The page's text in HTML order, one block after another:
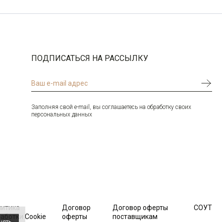
ПОДПИСАТЬСЯ НА РАССЫЛКУ
Заполняя свой e-mail, вы соглашаетесь на обработку своих
персональных данных
Cookie
Договор
оферты
Договор оферты
поставщикам
СОУТ